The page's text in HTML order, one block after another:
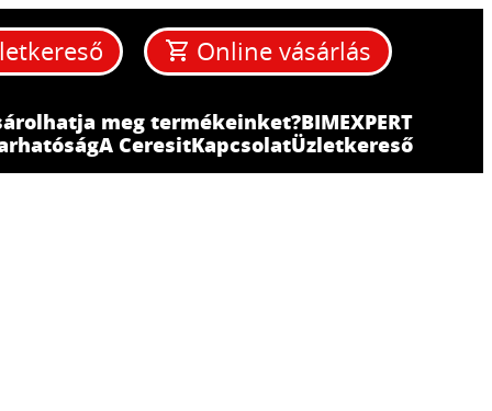
A CeresitKapcsolatÜzletkereső
meg termékeinket?BIMEXPERT
Online vásárlás